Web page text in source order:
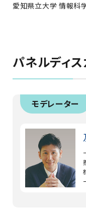
愛知県立大学 情報科
パネルディ
モデレーター